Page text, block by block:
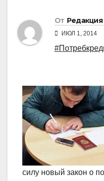
От Редакция
ИЮЛ 1, 2014
силу новый закон о